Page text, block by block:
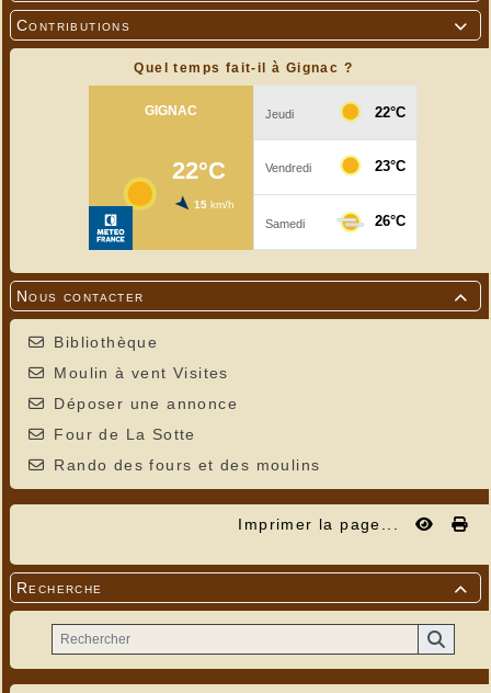

Contributions
Quel temps fait-il à Gignac ?

Nous contacter
Bibliothèque
Moulin à vent Visites
Déposer une annonce
Four de La Sotte
Rando des fours et des moulins
Imprimer la page...

Recherche